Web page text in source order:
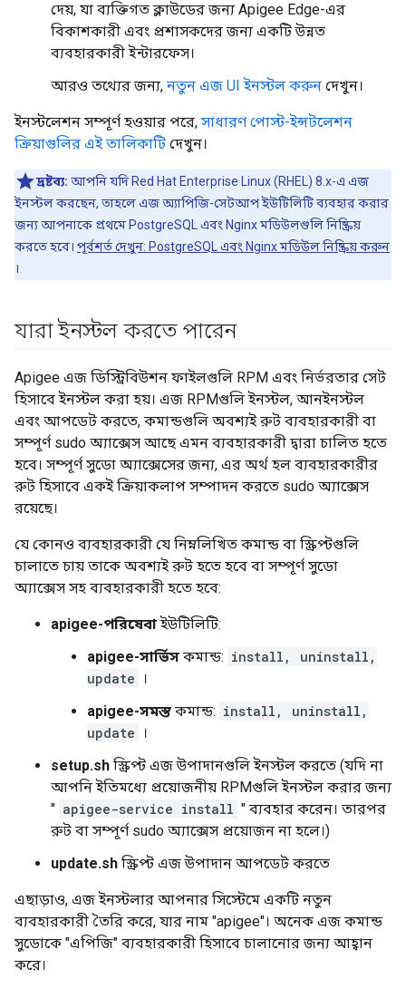
দেয়, যা ব্যক্তিগত ক্লাউডের জন্য Apigee Edge-এর
বিকাশকারী এবং প্রশাসকদের জন্য একটি উন্নত
ব্যবহারকারী ইন্টারফেস।
আরও তথ্যের জন্য, নতুন এজ UI ইনস্টল করুন দেখুন।
ইনস্টলেশন সম্পূর্ণ হওয়ার পরে, সাধারণ পোস্ট-ইন্সটলেশন
ক্রিয়াগুলির এই তালিকাটি দেখুন।
দ্রষ্টব্য: আপনি যদি Red Hat Enterprise Linux (RHEL) 8.x-এ এজ
ইনস্টল করছেন, তাহলে এজ অ্যাপিজি-সেটআপ ইউটিলিটি ব্যবহার করার
জন্য আপনাকে প্রথমে PostgreSQL এবং Nginx মডিউলগুলি নিষ্ক্রিয়
করতে হবে। পূর্বশর্ত দেখুন: PostgreSQL এবং Nginx মডিউল নিষ্ক্রিয় করুন
।
যারা ইনস্টল করতে পারেন
Apigee এজ ডিস্ট্রিবিউশন ফাইলগুলি RPM এবং নির্ভরতার সেট
হিসাবে ইনস্টল করা হয়। এজ RPMগুলি ইনস্টল, আনইনস্টল
এবং আপডেট করতে, কমান্ডগুলি অবশ্যই রুট ব্যবহারকারী বা
সম্পূর্ণ sudo অ্যাক্সেস আছে এমন ব্যবহারকারী দ্বারা চালিত হতে
হবে। সম্পূর্ণ সুডো অ্যাক্সেসের জন্য, এর অর্থ হল ব্যবহারকারীর
রুট হিসাবে একই ক্রিয়াকলাপ সম্পাদন করতে sudo অ্যাক্সেস
রয়েছে।
যে কোনও ব্যবহারকারী যে নিম্নলিখিত কমান্ড বা স্ক্রিপ্টগুলি
চালাতে চায় তাকে অবশ্যই রুট হতে হবে বা সম্পূর্ণ সুডো
অ্যাক্সেস সহ ব্যবহারকারী হতে হবে:
apigee-পরিষেবাইউটিলিটি:
apigee-সার্ভিস কমান্ড: install, uninstall,
update
।
apigee-সমস্ত কমান্ড: install, uninstall,
update
।
setup.sh স্ক্রিপ্ট এজ উপাদানগুলি ইনস্টল করতে (যদি না
আপনি ইতিমধ্যে প্রয়োজনীয় RPMগুলি ইনস্টল করার জন্য
" apigee-service install " ব্যবহার করেন। তারপর
রুট বা সম্পূর্ণ sudo অ্যাক্সেস প্রয়োজন না হলে।)
update.sh স্ক্রিপ্ট এজ উপাদান আপডেট করতে
এছাড়াও, এজ ইনস্টলার আপনার সিস্টেমে একটি নতুন
ব্যবহারকারী তৈরি করে, যার নাম "apigee"। অনেক এজ কমান্ড
সুডোকে "এপিজি" ব্যবহারকারী হিসাবে চালানোর জন্য আহ্বান
করে।